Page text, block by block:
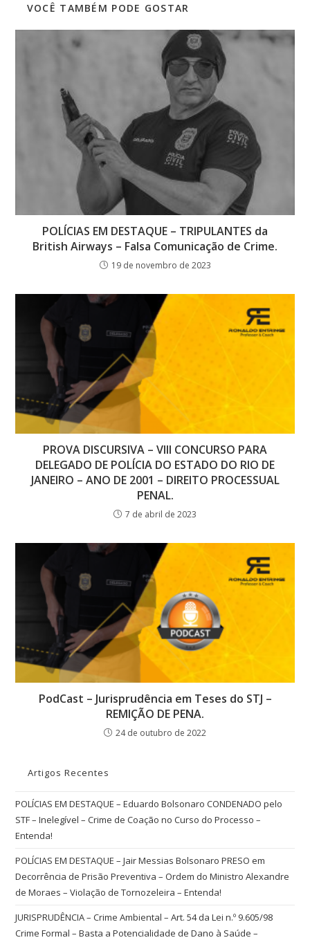
VOCÊ TAMBÉM PODE GOSTAR
POLÍCIAS EM DESTAQUE – TRIPULANTES da
British Airways – Falsa Comunicação de Crime.
19 de novembro de 2023
PROVA DISCURSIVA – VIII CONCURSO PARA
DELEGADO DE POLÍCIA DO ESTADO DO RIO DE
JANEIRO – ANO DE 2001 – DIREITO PROCESSUAL
PENAL.
7 de abril de 2023
PodCast – Jurisprudência em Teses do STJ –
REMIÇÃO DE PENA.
24 de outubro de 2022
Artigos Recentes
POLÍCIAS EM DESTAQUE – Eduardo Bolsonaro CONDENADO pelo
STF – Inelegível – Crime de Coação no Curso do Processo –
Entenda!
POLÍCIAS EM DESTAQUE – Jair Messias Bolsonaro PRESO em
Decorrência de Prisão Preventiva – Ordem do Ministro Alexandre
de Moraes – Violação de Tornozeleira – Entenda!
JURISPRUDÊNCIA – Crime Ambiental – Art. 54 da Lei n.º 9.605/98
Crime Formal – Basta a Potencialidade de Dano à Saúde –